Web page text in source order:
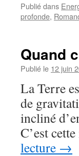
Publié dans
profonde,
Quand
Publié le 12 juin
La Terre
de
incliné
C’est
lecture →